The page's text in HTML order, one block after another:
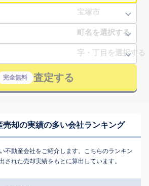
完全無料 査定する
売却の実績の多い会社ランキング
不動産会社をご紹介します。こちらのランキン
された売却実績をもとに算出しています。